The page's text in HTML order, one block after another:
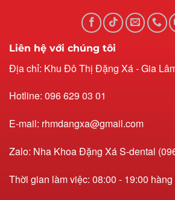
Liên hệ với chúng tôi
Địa chỉ: Khu Đô Thị Đặng Xá - Gia
Hotline: 096 629 03 01
E-mail: rhmdangxa@gmail.com
Zalo: Nha Khoa Đặng Xá S-dental
Thời gian làm việc: 08:00 - 19:00